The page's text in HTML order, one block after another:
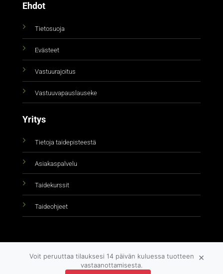
Ehdot
Tietosuoja
Evästeet
Vastuurajoitus
Vastuuvapauslauseke
Yritys
Tietoja taidepisteestä
Asiakaspalvelu
Taidekurssit
Taideohjeet
Voit peruuttaa tilauksesi 14 päivän kuluessa tuotteen
vastaanottamisesta.
×